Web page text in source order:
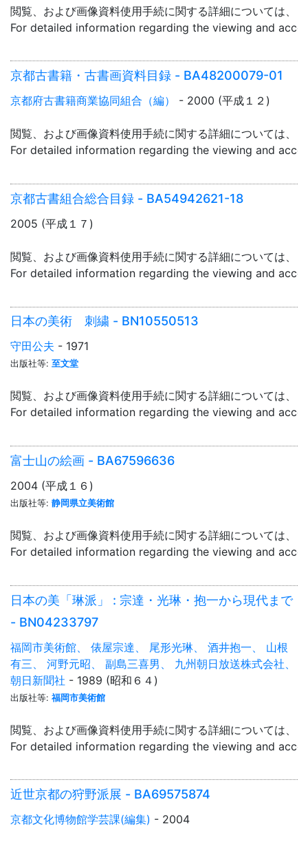
閲覧、および画像資料使用手続に関する詳細については、「
For detailed information regarding the viewing and
京都古書籍・古書画資料目録 - BA48200079-01
京都府古書籍商業協同組合（編） - 2000 (平成１２)
閲覧、および画像資料使用手続に関する詳細については、「
For detailed information regarding the viewing and
京都古書組合総合目録 - BA54942621-18
2005 (平成１７)
閲覧、および画像資料使用手続に関する詳細については、「
For detailed information regarding the viewing and
日本の美術 刺繍 - BN10550513
守田公夫 - 1971
出版社等: 至文堂
閲覧、および画像資料使用手続に関する詳細については、「
For detailed information regarding the viewing and
富士山の絵画 - BA67596636
2004 (平成１６)
出版社等: 静岡県立美術館
閲覧、および画像資料使用手続に関する詳細については、「
For detailed information regarding the viewing and
日本の美「琳派」 : 宗達・光琳・抱一から現代まで
- BN04233797
福岡市美術館、 俵屋宗達、 尾形光琳、 酒井抱一、 山根
有三、 河野元昭、 副島三喜男、 九州朝日放送株式会社、
朝日新聞社 - 1989 (昭和６４)
出版社等: 福岡市美術館
閲覧、および画像資料使用手続に関する詳細については、「
For detailed information regarding the viewing and
近世京都の狩野派展 - BA69575874
京都文化博物館学芸課(編集) - 2004